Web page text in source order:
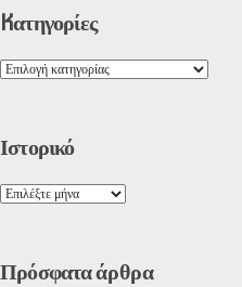
Kατηγορίες
Ιστορικό
Πρόσφαταάρθρα